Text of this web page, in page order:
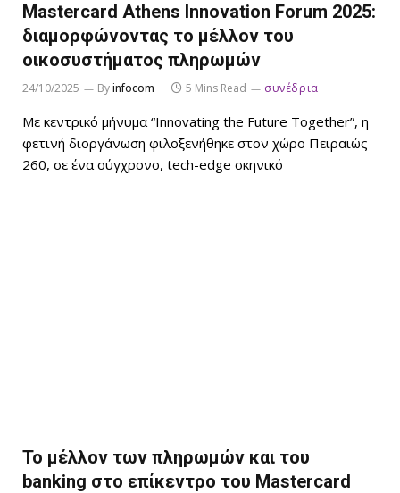
Mastercard Athens Innovation Forum 2025:
διαμορφώνοντας το μέλλον του
οικοσυστήματος πληρωμών
24/10/2025 Byinfocom 5 Mins Read συνέδρια
Με κεντρικό μήνυμα “Innovating the Future Together”, η
φετινή διοργάνωση φιλοξενήθηκε στον χώρο Πειραιώς
260, σε ένα σύγχρονο, tech-edge σκηνικό
Το μέλλον των πληρωμών και του
banking στο επίκεντρο του Mastercard